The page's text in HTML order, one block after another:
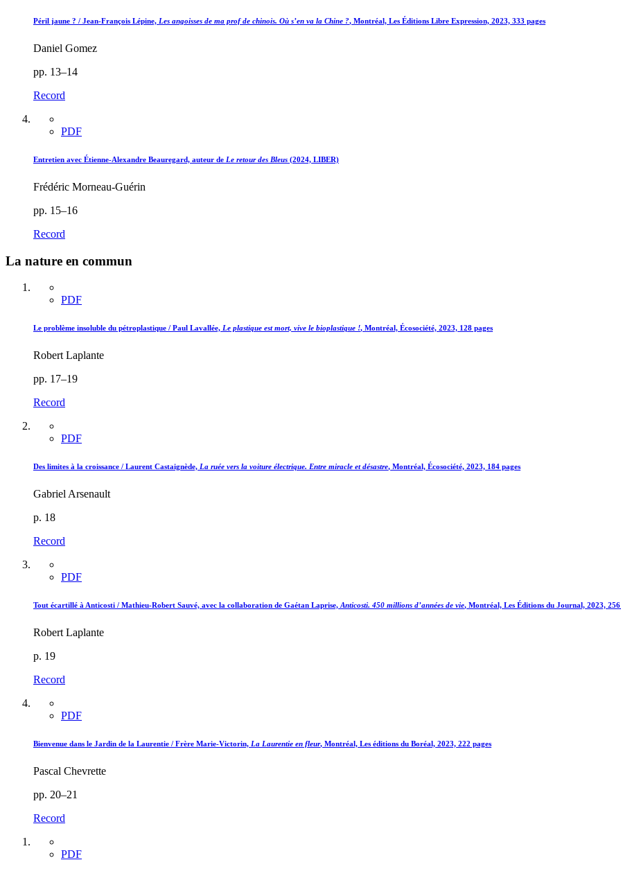
Péril jaune ? / Jean-François Lépine, Les angoisses de ma prof de chinois. Où s’en va la Chine ?, Montréal, Les Éditions Libre Expression, 2023, 333 pages
Daniel Gomez
pp. 13–14
Record
PDF
Entretien avec Étienne‑Alexandre Beauregard, auteur de Le retour des Bleus (2024, LIBER)
Frédéric Morneau-Guérin
pp. 15–16
Record
La nature en commun
PDF
Le problème insoluble du pétroplastique / Paul Lavallée, Le plastique est mort, vive le bioplastique !, Montréal, Écosociété, 2023, 128 pages
Robert Laplante
pp. 17–19
Record
PDF
Des limites à la croissance / Laurent Castaignède, La ruée vers la voiture électrique. Entre miracle et désastre, Montréal, Écosociété, 2023, 184 pages
Gabriel Arsenault
p. 18
Record
PDF
Tout écartillé à Anticosti / Mathieu-Robert Sauvé, avec la collaboration de Gaétan Laprise, Anticosti. 450 millions d’années de vie, Montréal, Les Éditions du Journal, 2023, 256
Robert Laplante
p. 19
Record
PDF
Bienvenue dans le Jardin de la Laurentie / Frère Marie-Victorin, La Laurentie en fleur, Montréal, Les éditions du Boréal, 2023, 222 pages
Pascal Chevrette
pp. 20–21
Record
PDF